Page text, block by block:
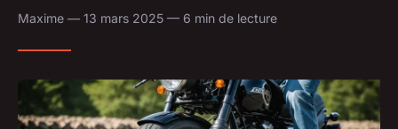
Maxime — 13 mars 2025 — 6 min de lecture